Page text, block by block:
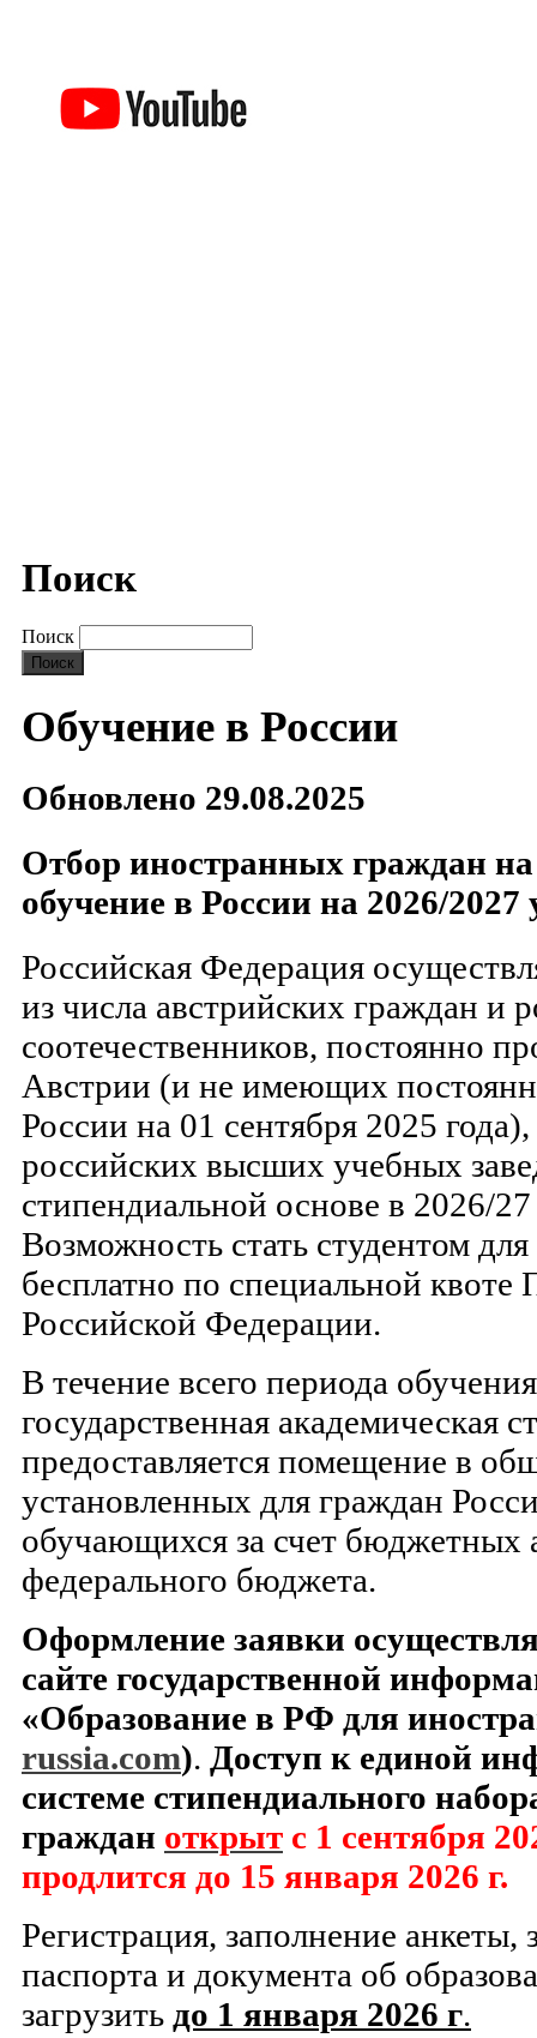
Поиск
Поиск
Обучение в России
Обновлено 29.08.2025
Отбор иностранных граждан
обучение в России на 2026/2027
Российская Федерация
из числа австрийских граждан и
соотечественников, постоянно
Австрии (и не имеющих
России на 01 сентября 2025
российских высших учебных
стипендиальной основе в 2026/
Возможность стать студентом
бесплатно по специальной квоте
Российской Федерации.
В течение всего периода
государственная академическая
предоставляется помещение в
установленных для граждан
обучающихся за счет бюджетных
федерального бюджета.
Оформление заявки
сайте государственной
«Образование в РФ для
russia.com). Доступ к единой
системе стипендиального
граждан открыт с 1 cентября
продлится до 15 января 2026 г.
Регистрация, заполнение анкеты,
паспорта и документа об
загрузить до 1 января 2026 г.